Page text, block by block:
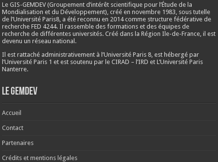
Le GIS-GEMDEV (Groupement d’intérêt scientifique pour l’Étude de la
Mondialisation et du Développement), créé ennovembre 1983 , sous tutelle
de l’Université Paris8, a été reconnu en 2014 comme structure fédérative de
recherche FED 4244. Il rassemble des formations et des équipes de
recherche de différentes universités. Créé dans la Région Ile-de-France, il est
devenu un réseau national.
Il est rattaché administrativement à l’Université Paris 8, est hébergé par
l’Université Paris 1 et est soutenu par le CIRAD – l’IRD et L’Université Paris
Nanterre.
Le Gemdev
Accueil
Contact
Partenaires
Crédits et mentions légales